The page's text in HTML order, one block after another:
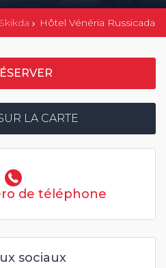
Hôtel Vénéria Russicada
LA CARTE
de téléphone
sociaux